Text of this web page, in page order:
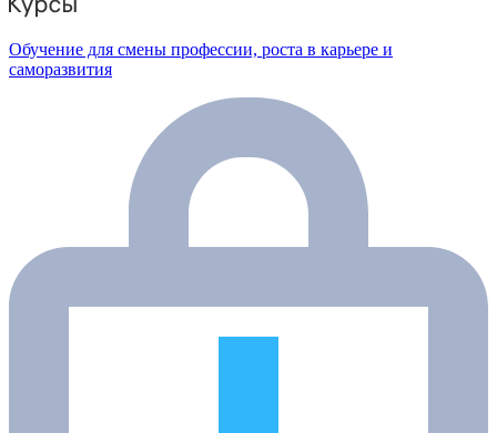
Обучение для смены профессии, роста в карьере и
саморазвития